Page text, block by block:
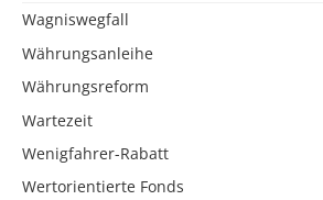
Wagniswegfall
Währungsanleihe
Währungsreform
Wartezeit
Wenigfahrer-Rabatt
Wertorientierte Fonds